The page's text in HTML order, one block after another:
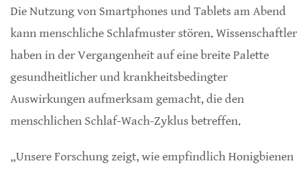
Die Nutzung von Smartphones und Tablets am Abend
kann menschliche Schlafmuster stören. Wissenschaftler
haben in der Vergangenheit auf eine breite Palette
gesundheitlicher und krankheitsbedingter
Auswirkungen aufmerksam gemacht, die den
menschlichen Schlaf-Wach-Zyklus betreffen.
„Unsere Forschung zeigt, wie empfindlich Honigbienen